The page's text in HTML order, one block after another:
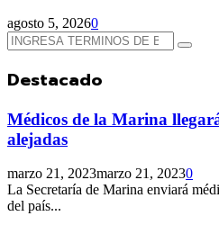
agosto 5, 20260
Búsqueda
de:
Destacado
Médicos de la Marina
alejadas
marzo 21, 2023marzo 21, 20230
La Secretaría de Marina enviará
del país...